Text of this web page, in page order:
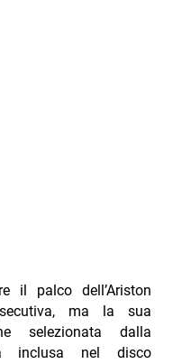
il palco dell’Ariston
ma la sua
selezionata dalla
inclusa nel disco